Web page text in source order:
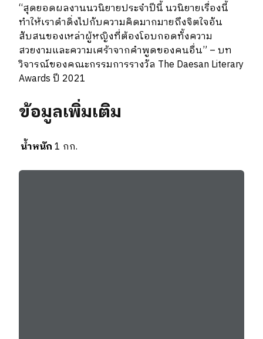
“สุดยอดผลงานนวนิยายประจำปีนี้ นวนิยายเรื่องนี้
ทำให้เราดำดิ่งไปกับความคิดมากมายถึงจิตใจอัน
สับสนของเหล่าผู้หญิงที่ต้องโอบกอดทั้งความ
สวยงามและความเศร้าจากคำพูดของคนอื่น” – บท
วิจารณ์ของคณะกรรมการรางวัล The Daesan Literary
Awards ปี 2021
ข้อมูลเพิ่มเติม
น้ำหนัก1 กก.